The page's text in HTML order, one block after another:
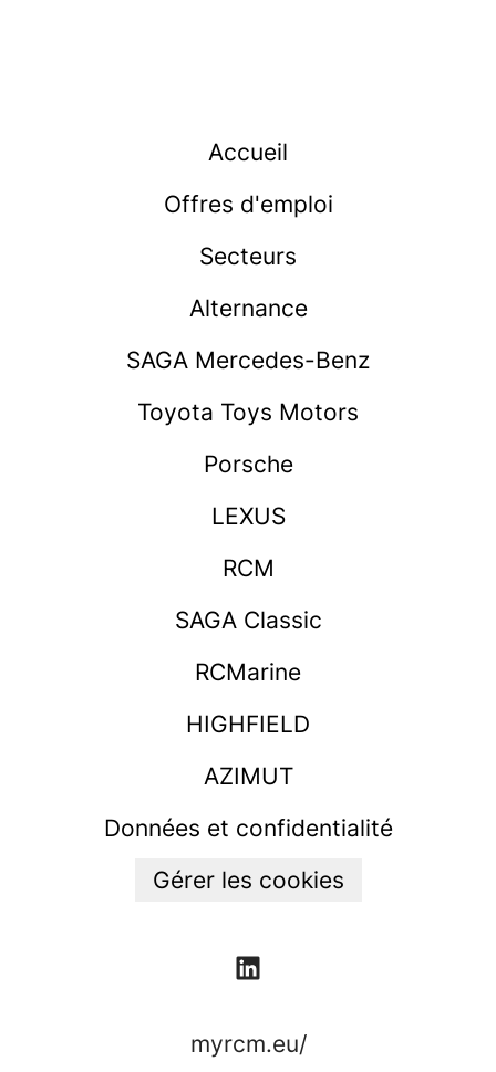
Accueil
Offres d'emploi
Secteurs
Alternance
SAGA Mercedes-Benz
Toyota Toys Motors
Porsche
LEXUS
RCM
SAGA Classic
RCMarine
HIGHFIELD
AZIMUT
Données et confidentialité
Gérer les cookies
myrcm.eu/